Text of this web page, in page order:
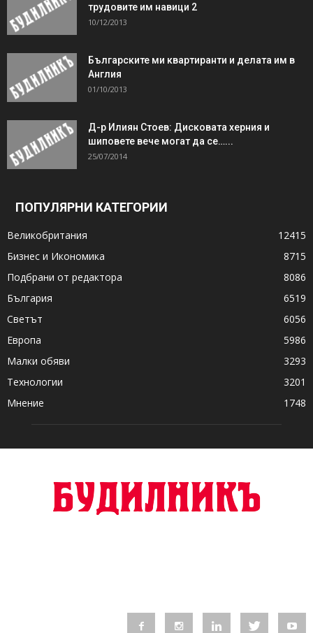
трудовите им навици 2
10/12/2013
Българските ми квартиранти и делата им в
Англия
01/10/2013
Д-р Илиян Стоев: Дисковата херния и
шиповете вече могат да се…...
25/07/2014
ПОПУЛЯРНИ КАТЕГОРИИ
Великобритания
12415
Бизнес и Икономика
8715
Подбрани от редактора
8086
България
6519
Светът
6056
Европа
5986
Малки обяви
3293
Технологии
3201
Мнение
1748